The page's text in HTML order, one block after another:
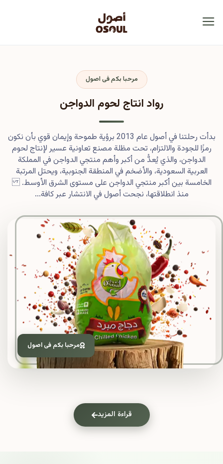
مرحبا بكم فى اصول
مرحبا بكم فى اصول
رواد انتاج لحوم الدواجن
بدأت رحلتنا في أصول عام 2013 برؤية طموحة وإيمان قوي بأن نكون
رمزًا للجودة والالتزام، تحت مظلة مصنع تعاونية عسير لإنتاج لحوم
الدواجن، والذي يُعدُّ من أكبر وأهم منتجي الدواجن في المملكة
العربية السعودية، والأضخم في المنطقة الجنوبية، ويحتل المرتبة
الخامسة بين أكبر منتجي الدواجن على مستوى الشرق الأوسط.
منذ انطلاقتها، نجحت أصول في الانتشار عبر كافة...
قراءة المزيد